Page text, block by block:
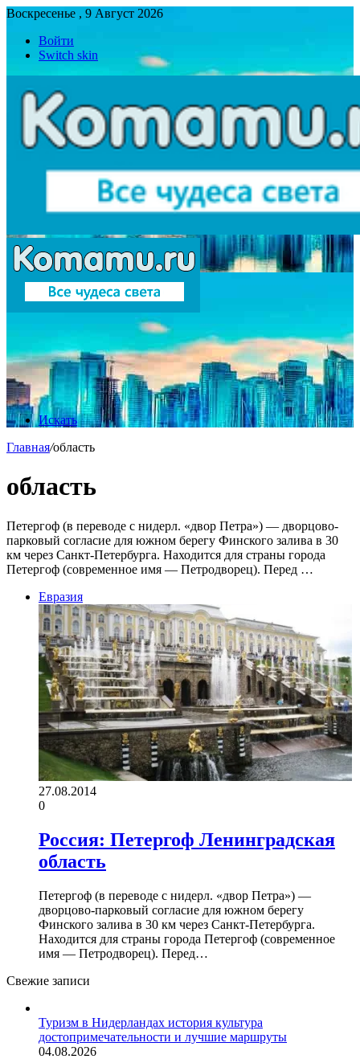
Воскресенье , 9 Август 2026
Войти
Switch skin
Искать
Главная/область
область
Петергоф (в переводе с нидерл. «двор Петра») — дворцово-
парковый согласие для южном берегу Финского залива в 30
км через Санкт-Петербурга. Находится для страны города
Петергоф (современное имя — Петродворец). Перед …
Евразия
27.08.2014
0
Россия: Петергоф Ленинградская
область
Петергоф (в переводе с нидерл. «двор Петра») —
дворцово-парковый согласие для южном берегу
Финского залива в 30 км через Санкт-Петербурга.
Находится для страны города Петергоф (современное
имя — Петродворец). Перед…
Свежие записи
Туризм в Нидерландах история культура
достопримечательности и лучшие маршруты
04.08.2026